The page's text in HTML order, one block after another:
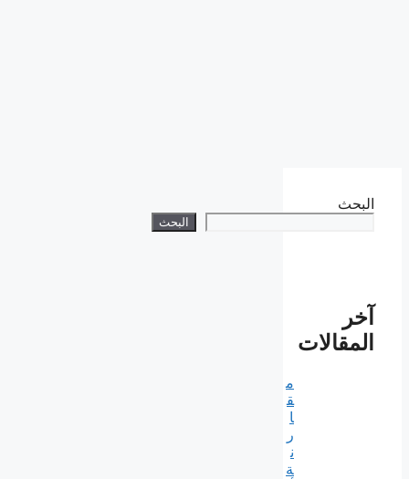
البحث
البحث
آخر
المقالات
م
ق
ا
ر
ن
ة